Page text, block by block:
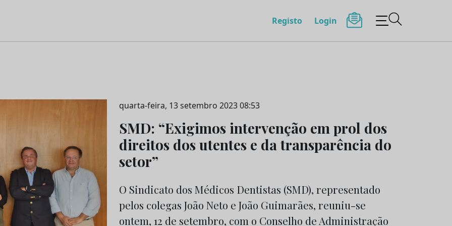
Registo Login
quarta-feira, 13 setembro 2023 08:53
SMD: “Exigimos intervenção em prol dos
direitos dos utentes e da transparência do
setor”
O Sindicato dos Médicos Dentistas (SMD), representado
pelos colegas João Neto e João Guimarães, reuniu-se
ontem, 12 de setembro, com o Conselho de Administração